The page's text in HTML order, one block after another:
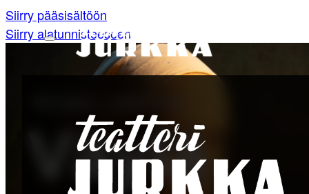
Siirry pääsisältöön
Siirry alatunnisteeseen
Väylä